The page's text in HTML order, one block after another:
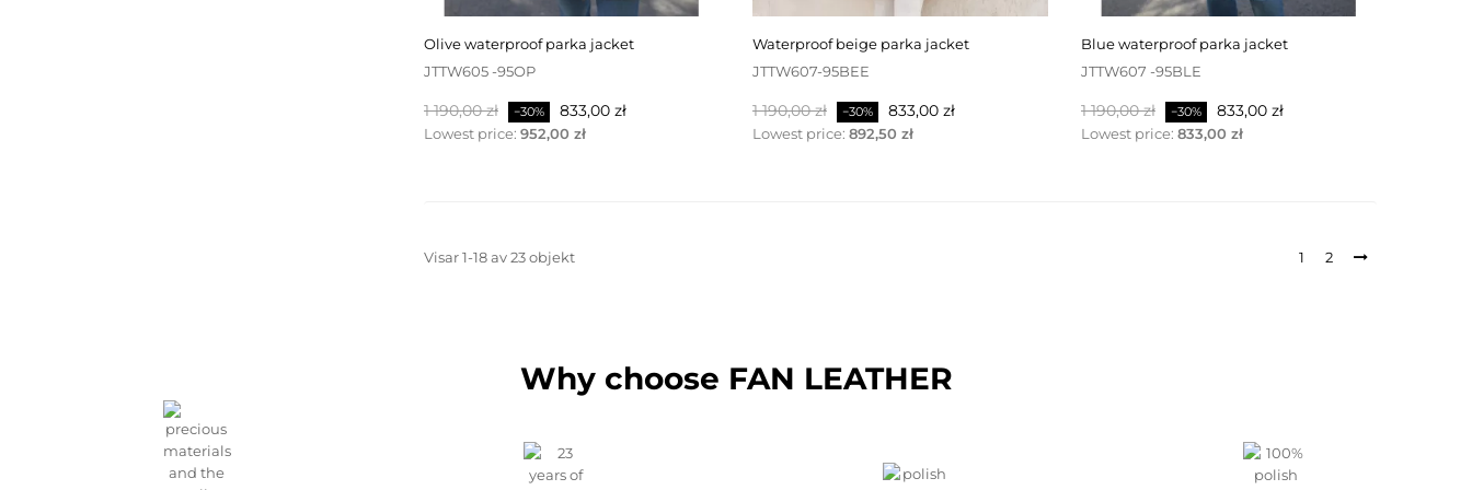
olive waterproof parka jacket
JTTW605 -95OP
Baspris
1 190,00 zł −30% Pris
833,00 zł
Lowest price: 952,00 zł
waterproof beige parka jacket
JTTW607-95BEE
Baspris
1 190,00 zł −30% Pris
833,00 zł
Lowest price: 892,50 zł
blue waterproof parka jacket
JTTW607 -95BLE
Baspris
1 190,00 zł −30% Pris
833,00 zł
Lowest price: 833,00 zł
Visar 1-18 av 23 objekt 1 2
Why choose FAN LEATHER